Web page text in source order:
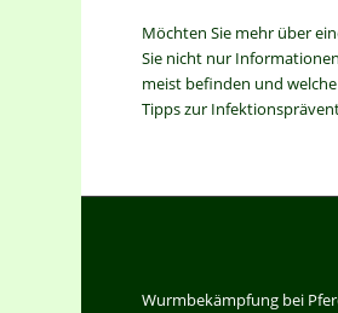
Möchten Sie mehr über
Sie nicht nur
meist befinden und
Tipps zur
Wurmbekämpfung bei